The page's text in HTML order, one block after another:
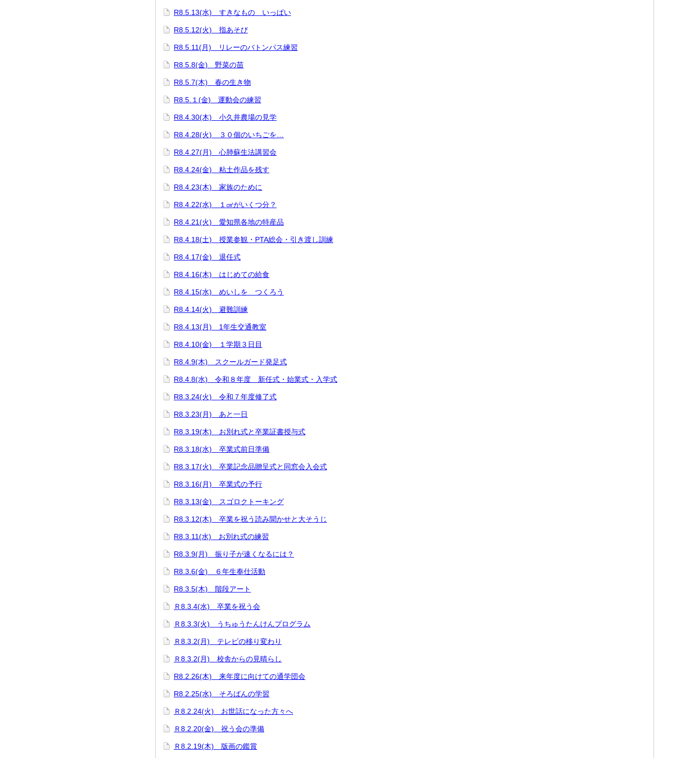
R8.5.13(水) すきなもの いっぱい
R8.5.12(火) 指あそび
R8.5.11(月) リレーのバトンパス練習
R8.5.8(金) 野菜の苗
R8.5.7(木) 春の生き物
R8.5.１(金) 運動会の練習
R8.4.30(木) 小久井農場の見学
R8.4.28(火) ３０個のいちごを…
R8.4.27(月) 心肺蘇生法講習会
R8.4.24(金) 粘土作品を残す
R8.4.23(木) 家族のために
R8.4.22(水) １㎤がいくつ分？
R8.4.21(火) 愛知県各地の特産品
R8.4.18(土) 授業参観・PTA総会・引き渡し訓練
R8.4.17(金) 退任式
R8.4.16(木) はじめての給食
R8.4.15(水) めいしを つくろう
R8.4.14(火) 避難訓練
R8.4.13(月) 1年生交通教室
R8.4.10(金) １学期３日目
R8.4.9(木) スクールガード発足式
R8.4.8(水) 令和８年度 新任式・始業式・入学式
R8.3.24(火) 令和７年度修了式
R8.3.23(月) あと一日
R8.3.19(木) お別れ式と卒業証書授与式
R8.3.18(水) 卒業式前日準備
R8.3.17(火) 卒業記念品贈呈式と同窓会入会式
R8.3.16(月) 卒業式の予行
R8.3.13(金) スゴロクトーキング
R8.3.12(木) 卒業を祝う読み聞かせと大そうじ
R8.3.11(水) お別れ式の練習
R8.3.9(月) 振り子が速くなるには？
R8.3.6(金) ６年生奉仕活動
R8.3.5(木) 階段アート
Ｒ8.3.4(水) 卒業を祝う会
Ｒ8.3.3(火) うちゅうたんけんプログラム
Ｒ8.3.2(月) テレビの移り変わり
Ｒ8.3.2(月) 校舎からの見晴らし
R8.2.26(木) 来年度に向けての通学団会
R8.2.25(水) そろばんの学習
Ｒ8.2.24(火) お世話になった方々へ
Ｒ8.2.20(金) 祝う会の準備
Ｒ8.2.19(木) 版画の鑑賞